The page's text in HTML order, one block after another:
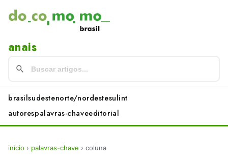
anais
brasilsudestenorte/nordestesulint
autorespalavras-chaveeditorial
início › palavras-chave › coluna